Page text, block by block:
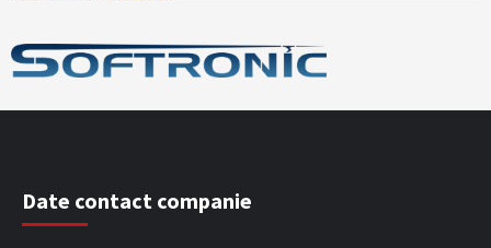
Date contact companie